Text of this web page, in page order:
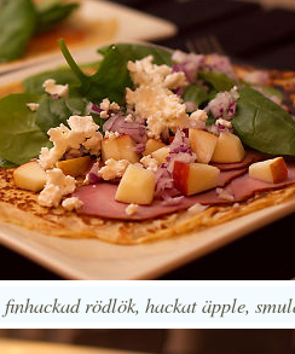
rödlök, hackat äpple,